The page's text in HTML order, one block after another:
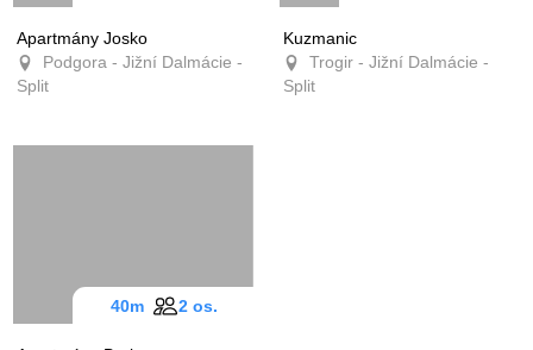
Apartmány Josko
Podgora - Jižní Dalmácie -
Split
Kuzmanic
Trogir - Jižní Dalmácie -
Split
40m 2 os.